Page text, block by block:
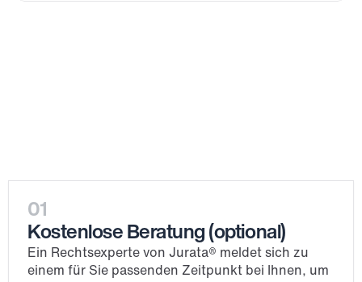
01
Kostenlose Beratung (optional)
Ein Rechtsexperte von Jurata® meldet sich zu
einem für Sie passenden Zeitpunkt bei Ihnen, um